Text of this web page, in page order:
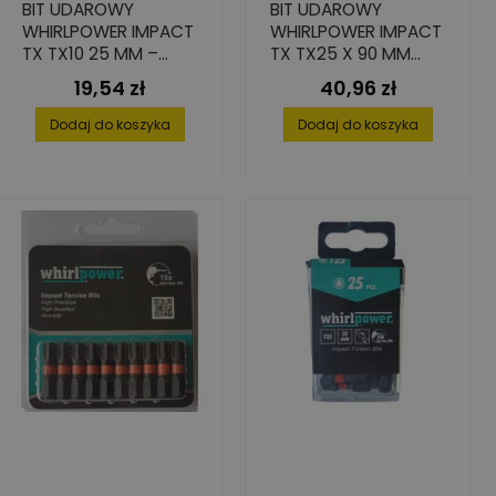
BIT UDAROWY
WHIRLPOWER IMPACT
TX TX10 25 MM –
STAL S2, 4 SZT.
Cena
19,54 zł
Dodaj do koszyka
BIT UDAROWY
WHIRLPOWER IMPACT
TX TX25 X 90 MM
STAL S2 – 2 SZT.
Cena
40,96 zł
Dodaj do koszyka